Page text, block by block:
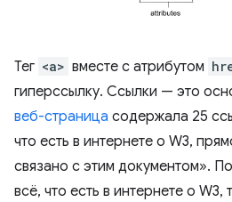
Тег <a> вместе с атрибутом
гиперссылку. Ссылки — это
веб-страница содержала 25
что есть в интернете о W3,
связано с этим документом».
всё, что есть в интернете о